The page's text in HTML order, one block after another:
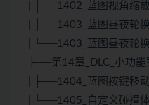
| ├──1402_蓝图视角缩
| ├──1403_蓝图昼夜轮
| └──1403_蓝图昼夜轮
├──第14章_DLC_小功
| ├──1404_蓝图按键移
| └──1405_自定义碰撞